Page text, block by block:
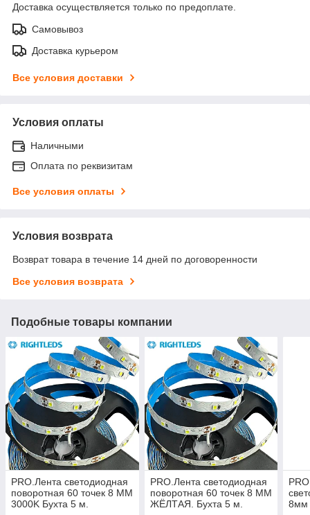
Доставка осуществляется только по предоплате.
Самовывоз
Доставка курьером
Все условия доставки
Условия оплаты
Наличными
Оплата по реквизитам
Все условия оплаты
Условия возврата
Возврат товара в течение 14 дней по договоренности
Все условия возврата
Подобные товары компании
PRO.Лента светодиодная
поворотная 60 точек 8 ММ
3000K Бухта 5 м.
PRO.Лента светодиодная
поворотная 60 точек 8 ММ
ЖЁЛТАЯ. Бухта 5 м.
8мм